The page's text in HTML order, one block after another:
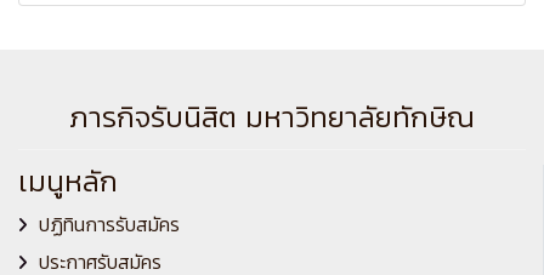
ภารกิจรับนิสิต มหาวิทยาลัยทักษิณ
เมนูหลัก
ปฏิทินการรับสมัคร
ประกาศรับสมัคร